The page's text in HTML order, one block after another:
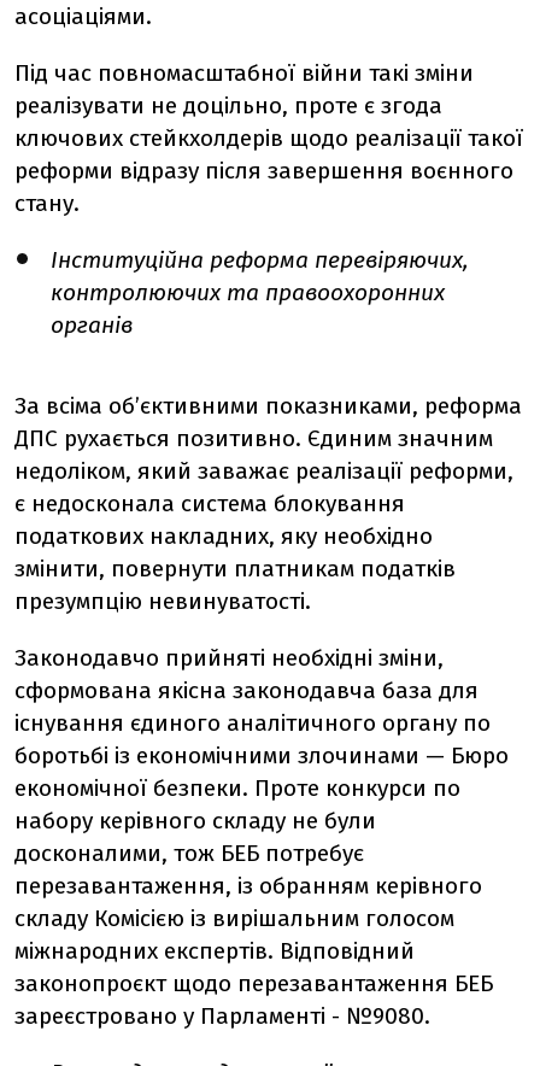
асоціаціями.
Під час повномасштабної війни такі зміни
реалізувати не доцільно, проте є згода
ключових стейкхолдерів щодо реалізації такої
реформи відразу після завершення воєнного
стану.
Інституційна реформа перевіряючих,
контролюючих та правоохоронних
органів
За всіма об’єктивними показниками, реформа
ДПС рухається позитивно. Єдиним значним
недоліком, який заважає реалізації реформи,
є недосконала система блокування
податкових накладних, яку необхідно
змінити, повернути платникам податків
презумпцію невинуватості.
Законодавчо прийняті необхідні зміни,
сформована якісна законодавча база для
існування єдиного аналітичного органу по
боротьбі із економічними злочинами — Бюро
економічної безпеки. Проте конкурси по
набору керівного складу не були
досконалими, тож БЕБ потребує
перезавантаження, із обранням керівного
складу Комісією із вирішальним голосом
міжнародних експертів. Відповідний
законопроєкт щодо перезавантаження БЕБ
зареєстровано у Парламенті - №9080.